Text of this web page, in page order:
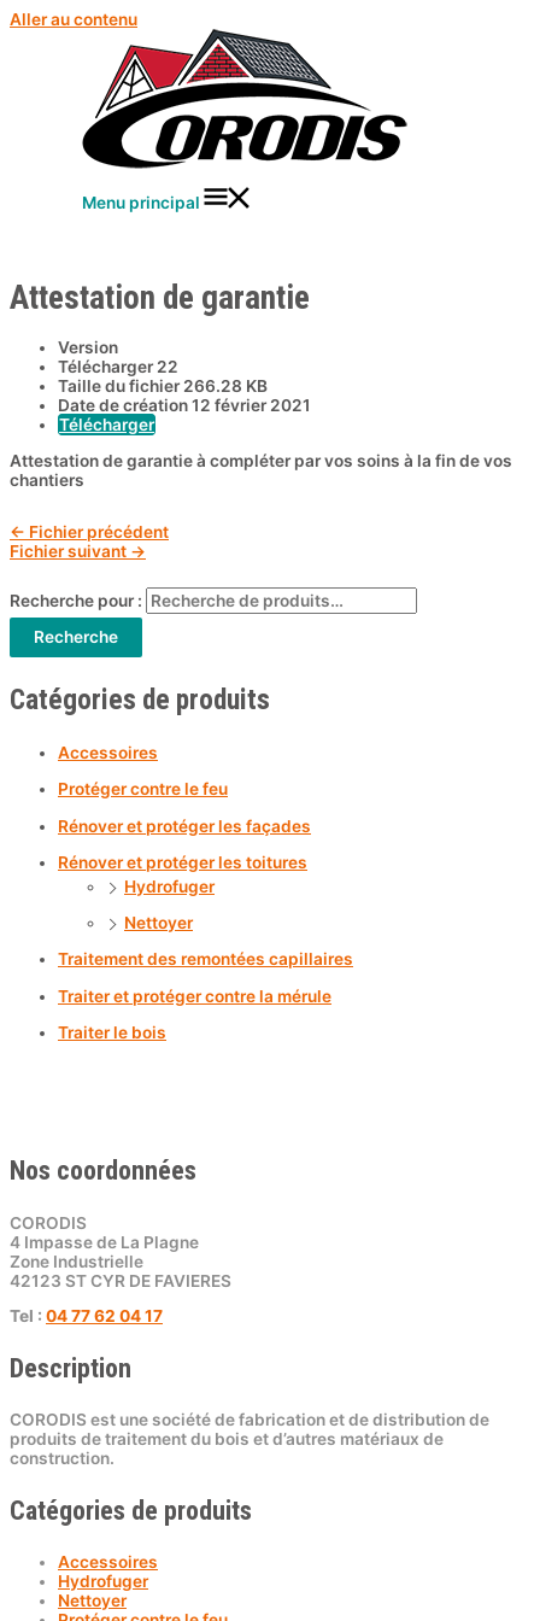
Aller au contenu
Menu principal
Attestation de garantie
Version
Télécharger 22
Taille du fichier 266.28 KB
Date de création12 février 2021
Télécharger
Attestation de garantie à compléter par vos soins à la fin de vos
chantiers
← Fichier précédent
Fichier suivant →
Recherche pour :
Recherche
Catégories de produits
Accessoires
Protéger contre le feu
Rénover et protéger les façades
Rénover et protéger les toitures
Hydrofuger
Nettoyer
Traitement des remontées capillaires
Traiter et protéger contre la mérule
Traiter le bois
Nos coordonnées
CORODIS
4 Impasse de La Plagne
Zone Industrielle
42123 ST CYR DE FAVIERES
Tel : 04 77 62 04 17
Description
CORODIS est une société de fabrication et de distribution de
produits de traitement du bois et d’autres matériaux de
construction.
Catégories de produits
Accessoires
Hydrofuger
Nettoyer